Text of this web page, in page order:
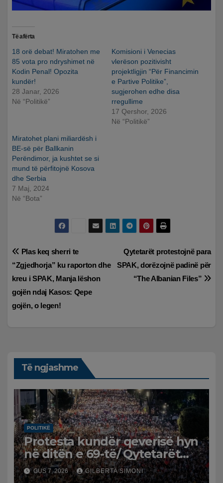
Të afërta
18 orë debat! Miratohen me
85 vota pro ndryshimet në
Kodin Penal! Opozita
kundër!
28 Janar, 2026
Në “Politikë”
Komisioni i Venecias
vlerëson pozitivisht
projektligjin “Për Financimin
e Partive Politike”,
sugjerohen edhe disa
rregullime
17 Qershor, 2026
Në “Politikë”
Miratohet plani miliardësh i
BE-së për Ballkanin
Perëndimor, ja kushtet se si
mund të përfitojnë Kosova
dhe Serbia
7 Maj, 2024
Në “Bota”
Lëvizje
te
postimet
Qytetarët protestojnë para
SPAK, dorëzojnë padinë për
“The Albanian Files”
Plas keq sherri te
“Zgjedhorja” ku raporton dhe
kreu i SPAK, Manja lëshon
gojën ndaj Kasos: Qepe
gojën, o legen!
Të ngjashme
POLITIKË
Protesta kundër qeverisë hyn
në ditën e 69-të/ Qytetarët
kërkojnë dorëheqjen e
panegociueshme të Edi
GUS 7, 2026 GILBERTA SIMONI